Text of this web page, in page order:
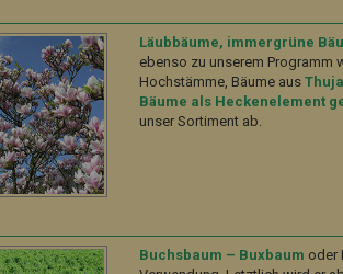
Läubbäume, immergrüne
ebenso zu unserem Programm
Hochstämme, Bäume ausThuja
Bäume als Heckenelement
unser Sortiment ab.
Buchsbaum – Buxbaum oder